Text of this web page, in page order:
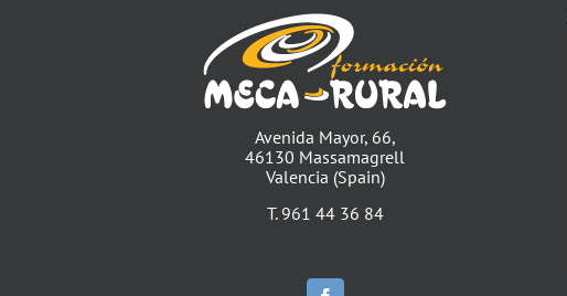
Avenida Mayor, 66,
46130 Massamagrell
Valencia (Spain)
T. 961 44 36 84